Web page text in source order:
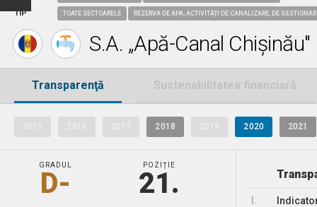
TIP
TOATE SECTOARELE REZERVA DE APA; ACTIVITĂȚI DE CANALIZARE, DE
S.A. „Apă-Canal Chișinău"
Transparenţă Sustenabilitatea financiară
2018 2020 2021
GRADUL
D-
POZIȚIE
21.